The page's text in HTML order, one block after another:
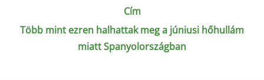
Cím
Több mint ezren halhattak meg a júniusi hőhullám
miatt Spanyolországban